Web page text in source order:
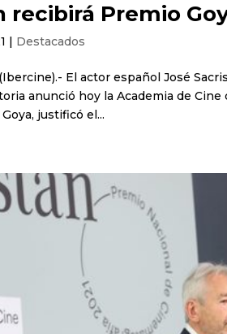
recibirá Premio
| Destacados
El actor español José
anunció hoy la Academia de Cine
justificó el...